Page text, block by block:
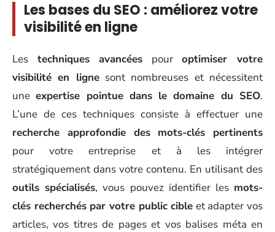
Les bases du SEO : améliorez votre
visibilité en ligne
Les techniques avancées pouroptimiser votre
visibilité en lignesont nombreuses et nécessitent
uneexpertise pointue dans le domaine du SEO.
L’une de ces techniques consiste à effectuer une
recherche approfondie des mots-clés pertinents
pour votre entreprise et à les intégrer
stratégiquement dans votre contenu. En utilisant des
outils spécialisés, vous pouvez identifier les mots-
clés recherchés par votre public cible et adapter vos
articles, vos titres de pages et vos balises méta en